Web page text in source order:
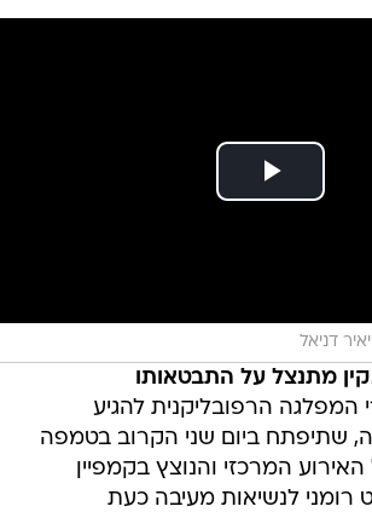
דניאל
מתנצל על התבטאותו
המפלגה הרפובליקנית להגיע
שתיפתח ביום שני הקרוב בטמפה
המרכזי והנוצץ בקמפיין
רומני לנשיאות מעיבה כעת